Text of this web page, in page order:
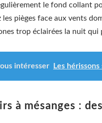
le fond collant
les pièges face aux vents
trop éclairées la nuit
intéresser Les
à mésanges :